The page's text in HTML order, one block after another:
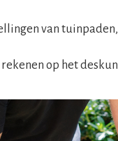
van
op het